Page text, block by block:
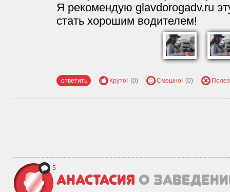
Я рекомендую glavdorogadv.ru
стать хорошим водителем!
ответить Круто! (0) Смешно! (0)
5
Анастасия о